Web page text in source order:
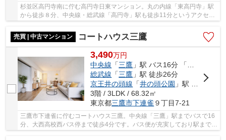
杉並区高円寺南に佇む高円寺日東マンション。丸の内線「東高円寺」駅
から徒歩８分、中央線・総武線「高円寺」駅も徒歩11分というアクセス
売買 | 中古マンション
コートハウス三鷹
3,490万円
中央線 「三鷹 」駅 バス16分 「大成高校西」 停歩4分
総武線 「三鷹 」駅 徒歩26分
京王井の頭線 「井の頭公園 」駅 徒歩39分
3階 / 3LDK / 68.32㎡
東京都三鷹市下連雀 ９丁目7-21
三鷹市下連雀に佇むコートハウス三鷹。中央線「三鷹」駅までバスで16
分、大西高校西バス停まで徒歩4分です。バス便が充実しており駅までも